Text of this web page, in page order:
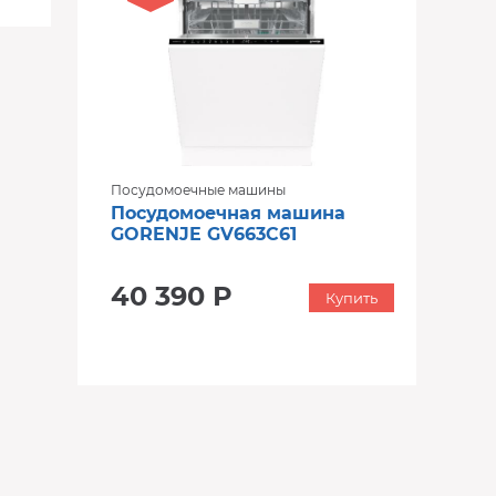
Посудомоечные машины
Посудомоечная машина
GORENJE GV663C61
40 390 Р Купить